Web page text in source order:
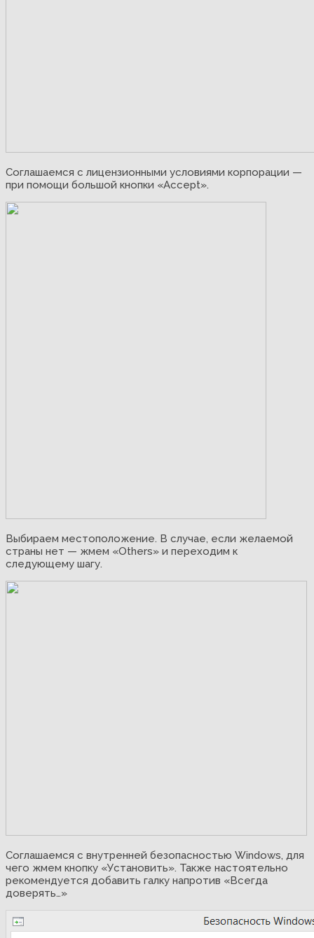
Соглашаемся с лицензионными условиями корпорации —
при помощи большой кнопки «Accept».
Выбираем местоположение. В случае, если желаемой
страны нет — жмем «Others» и переходим к
следующему шагу.
Соглашаемся с внутренней безопасностью Windows, для
чего жмем кнопку «Установить». Также настоятельно
рекомендуется добавить галку напротив «Всегда
доверять…»